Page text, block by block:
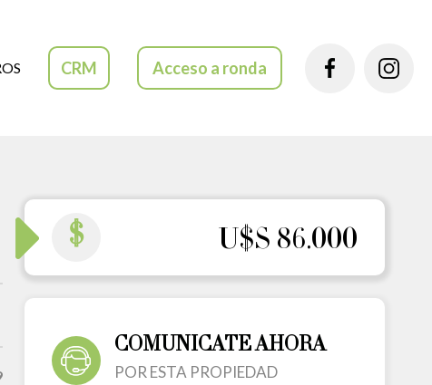
CRM Acceso a ronda
$ U$S 86.000
COMUNICATE AHORA
POR ESTA PROPIEDAD